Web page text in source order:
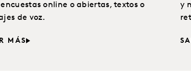
online o abiertas, textos o
de voz.
MÁS
y